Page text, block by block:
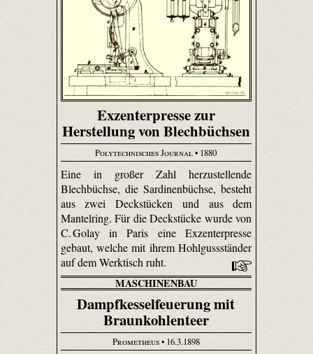
Exzenterpresse zur
Herstellung von Blechbüchsen
Polytechnisches Journal• 1880
Eine in großer Zahl herzustellende
Blechbüchse, die Sardinenbüchse, besteht
aus zwei Deckstücken und aus dem
Mantelring. Für die Deckstücke wurde von
C. Golay in Paris eine Exzenterpresse
gebaut, welche mit ihrem Hohlgussständer
auf dem Werktisch ruht.
MASCHINENBAU
Dampfkesselfeuerung mit
Braunkohlenteer
Prometheus• 16.3.1898